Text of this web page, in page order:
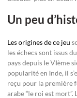
Un peu
Les origines de ce jeu
les échecs sont issus
pays depuis le VIème
popularité en Inde, il
reçu pour la première
arabe “le roi est mort”.